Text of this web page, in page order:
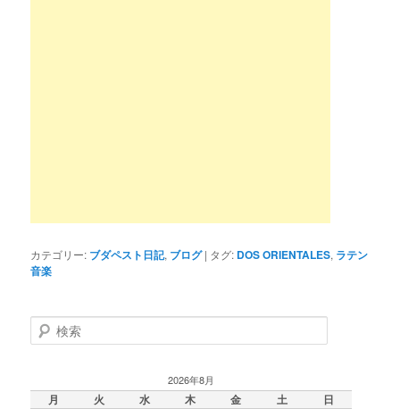
カテゴリー: ブダペスト日記, ブログ | タグ: DOS ORIENTALES, ラテン
音楽
検
索
2026年8月
月 火 水 木 金 土 日